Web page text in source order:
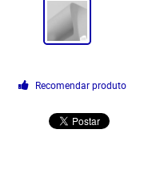
Recomendar produto